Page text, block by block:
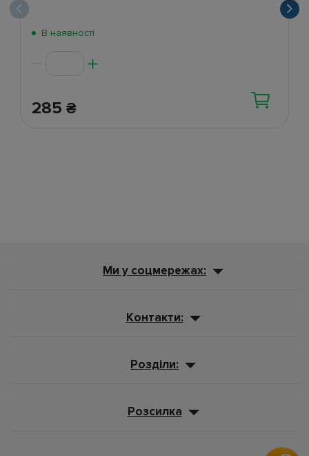
В наявності
285 ₴
Ми у соцмережах:
Контакти:
Розділи:
Розсилка